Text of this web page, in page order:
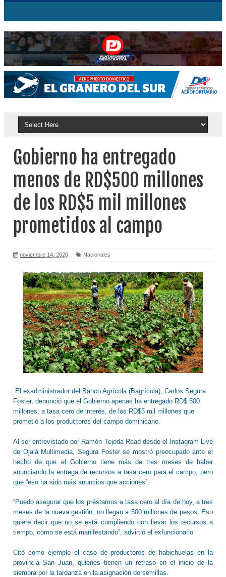
Gobierno ha entregado
menos de RD$500 millones
de los RD$5 mil millones
prometidos al campo
noviembre 14, 2020 Nacionales
El exadministrador del Banco Agrícola (Bagrícola), Carlos Segura
Foster, denunció que el Gobierno apenas ha entregado RD$ 500
millones, a tasa cero de interés, de los RD$5 mil millones que
prometió a los productores del campo dominicano.
Al ser entrevistado por Ramón Tejeda Read desde el Instagram Live
de Ojalá Multimedia, Segura Foster se mostró preocupado ante el
hecho de que el Gobierno tiene más de tres meses de haber
anunciando la entrega de recursos a tasa cero para el campo, pero
que “eso ha sido más anuncios que acciones”.
“Puedo asegurar que los préstamos a tasa cero al día de hoy, a tres
meses de la nueva gestión, no llegan a 500 millones de pesos. Eso
quiere decir que no se está cumpliendo con llevar los recursos a
tiempo, como se está manifestando”, advirtió el exfuncionario.
Citó como ejemplo el caso de productores de habichuelas en la
provincia San Juan, quienes tienen un retraso en el inicio de la
siembra por la tardanza en la asignación de semillas.